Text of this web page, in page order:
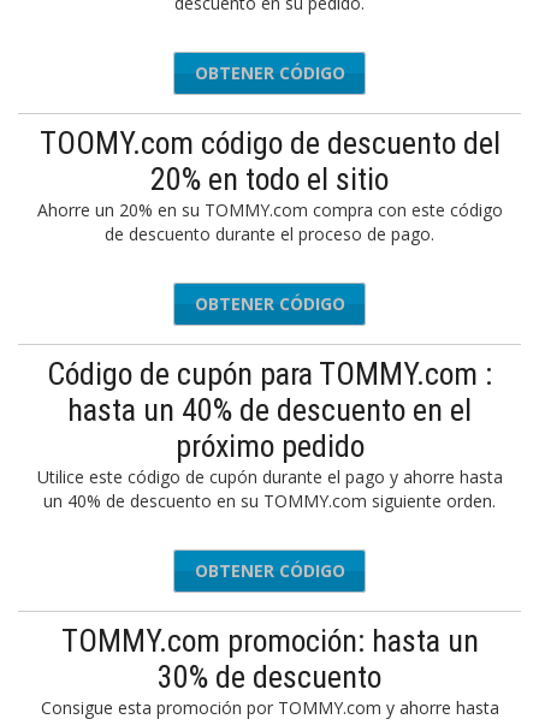
EXTRA20
OBTENER CÓDIGO
TOOMY.com código de descuento del
20% en todo el sitio
Ahorre un 20% en su TOMMY.com compra con este código
de descuento durante el proceso de pago.
MMYXNFL
OBTENER CÓDIGO
Código de cupón para TOMMY.com :
hasta un 40% de descuento en el
próximo pedido
Utilice este código de cupón durante el pago y ahorre hasta
un 40% de descuento en su TOMMY.com siguiente orden.
OMY4
OBTENER CÓDIGO
TOMMY.com promoción: hasta un
30% de descuento
Consigue esta promoción por TOMMY.com y ahorre hasta